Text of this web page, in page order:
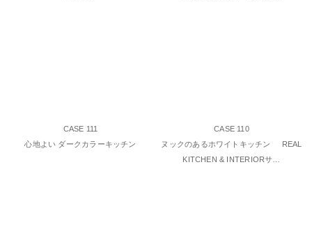
CASE 111
心地よい ダークカラーキッチン
CASE 110
ヌックのあるホワイトキッチン REAL
KITCHEN & INTERIORサ…